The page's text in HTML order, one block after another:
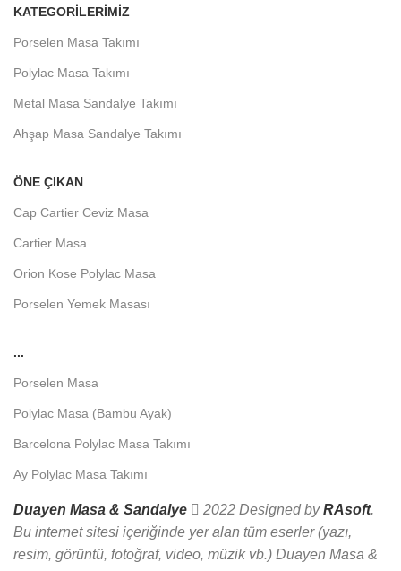
KATEGORILERIMIZ
Porselen Masa Takımı
Polylac Masa Takımı
Metal Masa Sandalye Takımı
Ahşap Masa Sandalye Takımı
ÖNE ÇIKAN
Cap Cartier Ceviz Masa
Cartier Masa
Orion Kose Polylac Masa
Porselen Yemek Masası
...
Porselen Masa
Polylac Masa (Bambu Ayak)
Barcelona Polylac Masa Takımı
Ay Polylac Masa Takımı
Duayen Masa & Sandalye 2022 Designed byRAsoft.
Bu internet sitesi içeriğinde yer alan tüm eserler (yazı,
resim, görüntü, fotoğraf, video, müzik vb.) Duayen Masa &